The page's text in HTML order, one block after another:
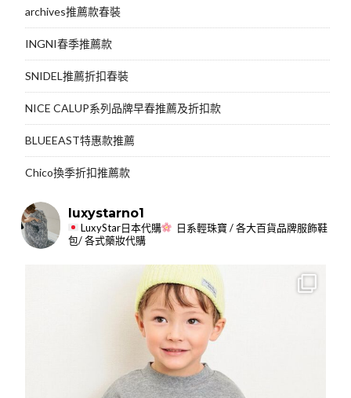
archives推薦款春裝
INGNI春季推薦款
SNIDEL推薦折扣春裝
NICE CALUP系列品牌早春推薦及折扣款
BLUEEAST特惠款推薦
Chico換季折扣推薦款
luxystarno1
LuxyStar日本代購
日系輕珠寶 / 各大百貨品牌服飾鞋
包/ 各式藥妝代購